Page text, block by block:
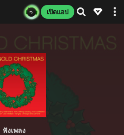
เปิดแอป
ฟังเพลง